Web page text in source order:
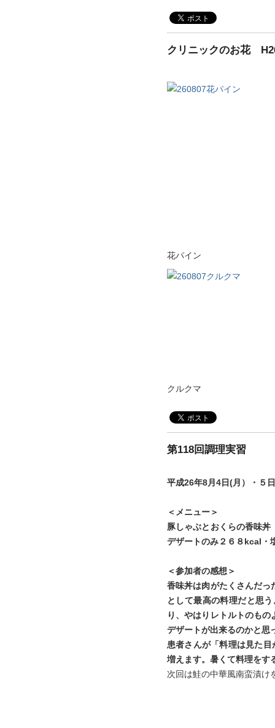
クリニックのお花
花パイン
クルクマ
第118回調理実習
平成26年8月4日(月）・５
＜メニュー＞
豚しゃぶとおくらの香味
デザートのみ２６８kcal・
＜参加者の感想＞
香味丼は肉がたくさんだっ
として最高の料理だと思
り、やはりレトルトのも
デザートが出来るのかと思
患者さんが「料理は見た
増えます。暑くて料理をす
次回は鮭の中華風南蛮漬け